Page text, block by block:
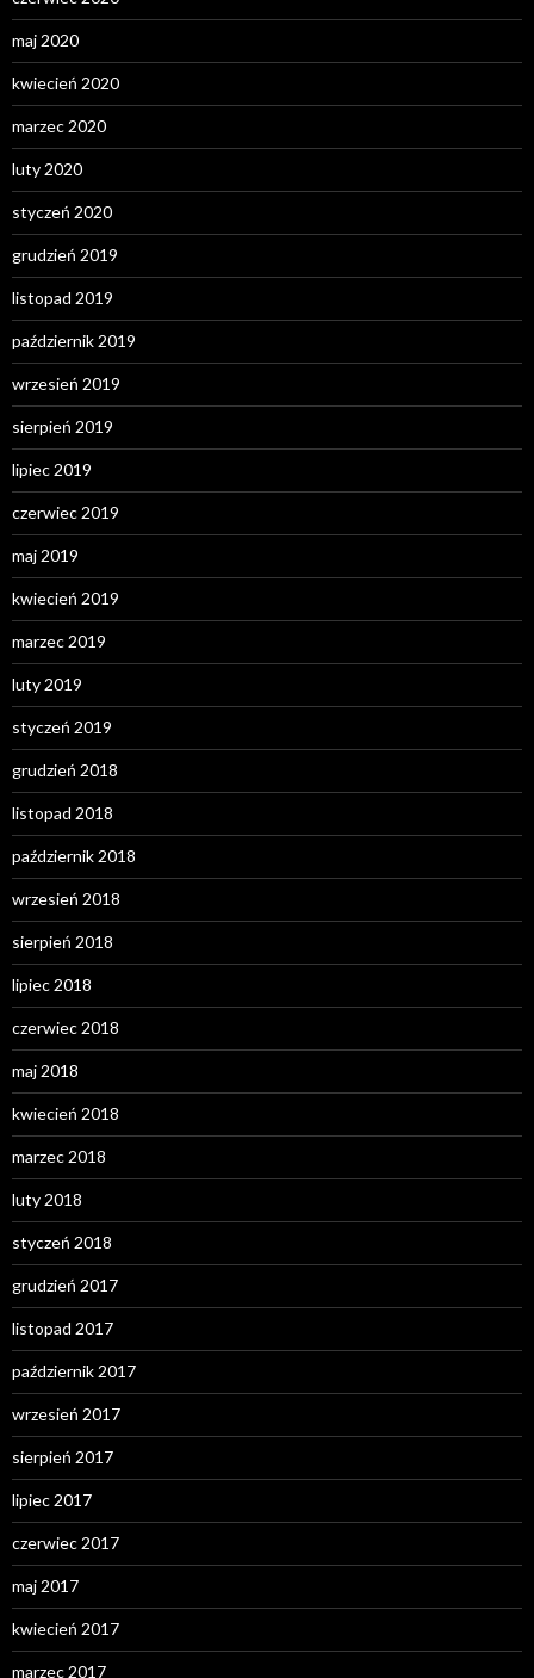
maj 2020
kwiecień 2020
marzec 2020
luty 2020
styczeń 2020
grudzień 2019
listopad 2019
październik 2019
wrzesień 2019
sierpień 2019
lipiec 2019
czerwiec 2019
maj 2019
kwiecień 2019
marzec 2019
luty 2019
styczeń 2019
grudzień 2018
listopad 2018
październik 2018
wrzesień 2018
sierpień 2018
lipiec 2018
czerwiec 2018
maj 2018
kwiecień 2018
marzec 2018
luty 2018
styczeń 2018
grudzień 2017
listopad 2017
październik 2017
wrzesień 2017
sierpień 2017
lipiec 2017
czerwiec 2017
maj 2017
kwiecień 2017
marzec 2017